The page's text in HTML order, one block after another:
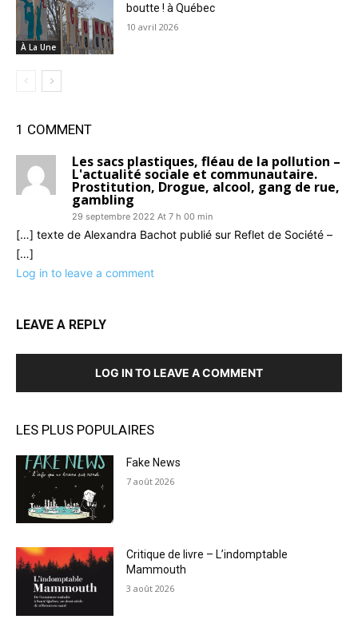
À La Une
boutte ! à Québec
10 avril 2026
1 COMMENT
Les sacs plastiques, fléau de la pollution –
L'actualité sociale et communautaire.
Prostitution, Drogue, alcool, gang de rue,
gambling
29 septembre 2022 At 7 h 00 min
[…] texte de Alexandra Bachot publié sur Reflet de Société –
[…]
Log in to leave a comment
LEAVE A REPLY
LOG IN TO LEAVE A COMMENT
LES PLUS POPULAIRES
Fake News
7 août 2026
Critique de livre – L’indomptable
Mammouth
3 août 2026